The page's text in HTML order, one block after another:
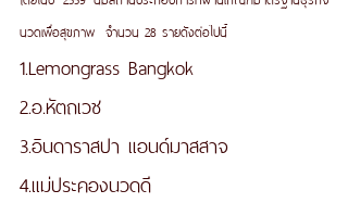
นวดเพื่อสุขภาพ  จำนวน 28 รายดังต่อไปนี้
1.Lemongrass Bangkok
2.อ.หัตถเวช
3.อินดาราสปา แอนด์มาสสาจ
4.แม่ประคองนวดดี